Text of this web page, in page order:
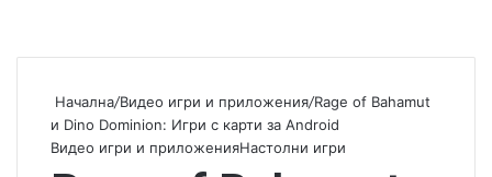
Начална/Видео игри и приложения/Rage of Bahamut
и Dino Dominion: Игри с карти за Android
Видео игри и приложенияНастолни игри